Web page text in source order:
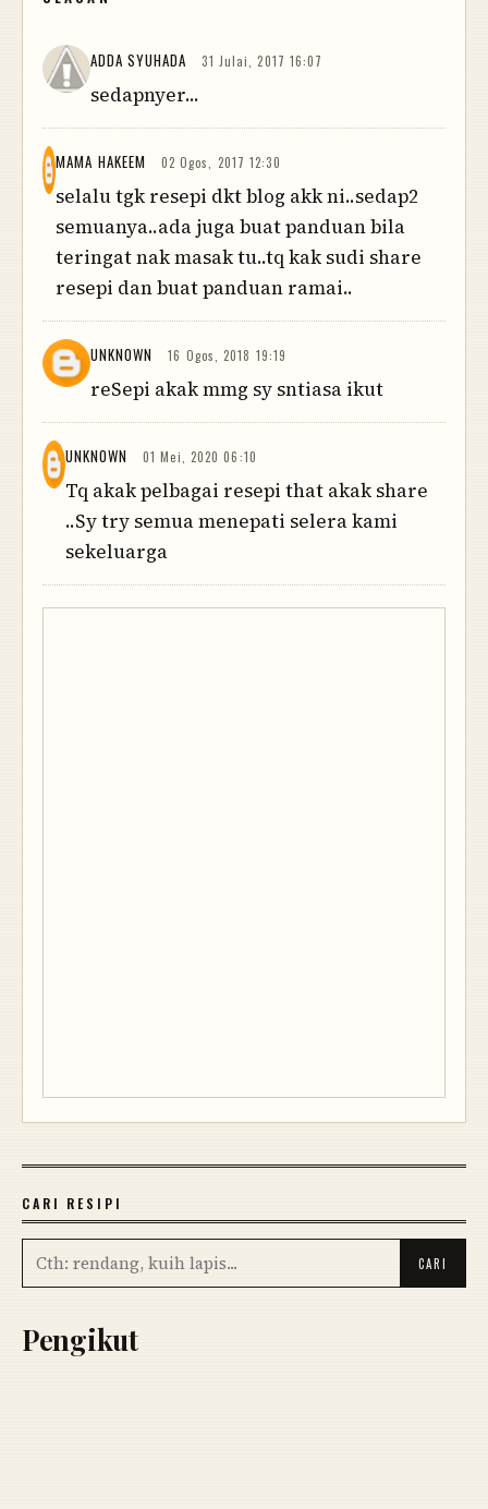
ADDA SYUHADA 31 Julai, 2017 16:07
sedapnyer...
MAMA HAKEEM 02 Ogos, 2017 12:30
selalu tgk resepi dkt blog akk ni..sedap2
semuanya..ada juga buat panduan bila
teringat nak masak tu..tq kak sudi share
resepi dan buat panduan ramai..
UNKNOWN 16 Ogos, 2018 19:19
reSepi akak mmg sy sntiasa ikut
UNKNOWN 01 Mei, 2020 06:10
Tq akak pelbagai resepi that akak share
..Sy try semua menepati selera kami
sekeluarga
CARI RESIPI
Pengikut